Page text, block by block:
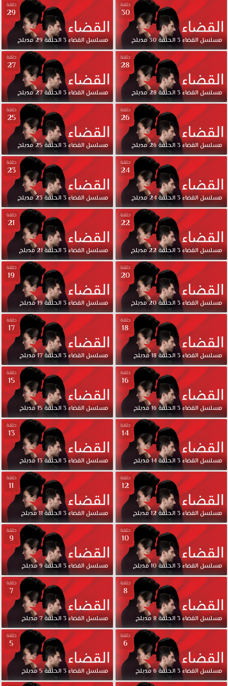
حلقة
30
مسلسلالقضاء3 الحلقة30مدبلج
حلقة
29
مسلسلالقضاء3 الحلقة29مدبلج
حلقة
28
مسلسلالقضاء3 الحلقة28مدبلج
حلقة
27
مسلسلالقضاء3 الحلقة27مدبلج
حلقة
26
مسلسلالقضاء3 الحلقة26مدبلج
حلقة
25
مسلسلالقضاء3 الحلقة25مدبلج
حلقة
24
مسلسلالقضاء3 الحلقة24مدبلج
حلقة
23
مسلسلالقضاء3 الحلقة23مدبلج
حلقة
22
مسلسلالقضاء3 الحلقة22مدبلج
حلقة
21
مسلسلالقضاء3 الحلقة21مدبلج
حلقة
20
مسلسلالقضاء3 الحلقة20مدبلج
حلقة
19
مسلسلالقضاء3 الحلقة19مدبلج
حلقة
18
مسلسلالقضاء3 الحلقة18مدبلج
حلقة
17
مسلسلالقضاء3 الحلقة17مدبلج
حلقة
16
مسلسلالقضاء3 الحلقة16مدبلج
حلقة
15
مسلسلالقضاء3 الحلقة15مدبلج
حلقة
14
مسلسلالقضاء3 الحلقة14مدبلج
حلقة
13
مسلسلالقضاء3 الحلقة13مدبلج
حلقة
12
مسلسلالقضاء3 الحلقة12مدبلج
حلقة
11
مسلسلالقضاء3 الحلقة11مدبلج
حلقة
10
مسلسلالقضاء3 الحلقة10مدبلج
حلقة
9
مسلسلالقضاء3 الحلقة9مدبلج
حلقة
8
مسلسلالقضاء3 الحلقة8مدبلج
حلقة
7
مسلسلالقضاء3 الحلقة7مدبلج
حلقة
6
مسلسلالقضاء3 الحلقة6مدبلج
حلقة
5
مسلسلالقضاء3 الحلقة5مدبلج